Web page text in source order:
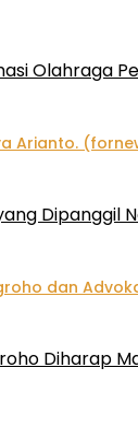
Olahraga
Dipanggil
Diharap